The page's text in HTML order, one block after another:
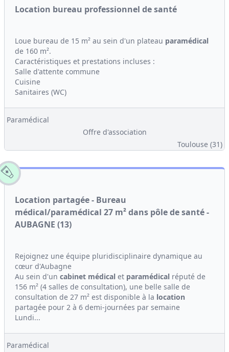
Location bureau professionnel de santé
Loue bureau de 15 m² au sein d'un plateau paramédical
de 160 m².
Caractéristiques et prestations incluses :
Salle d'attente commune
Cuisine
Sanitaires (WC)
Paramédical
Offre d'association
Toulouse (31)
Location partagée - Bureau
médical/paramédical 27 m² dans pôle de santé -
AUBAGNE (13)
Rejoignez une équipe pluridisciplinaire dynamique au
cœur d'Aubagne
Au sein d'un cabinet médical et paramédical réputé de
156 m² (4 salles de consultation), une belle salle de
consultation de 27 m² est disponible à la location
partagée pour 2 à 6 demi-journées par semaine
Lundi...
Paramédical